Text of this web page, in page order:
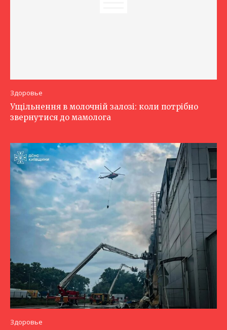
Здоровье
Ущільнення в молочній залозі: коли потрібно
звернутися до мамолога
Здоровье